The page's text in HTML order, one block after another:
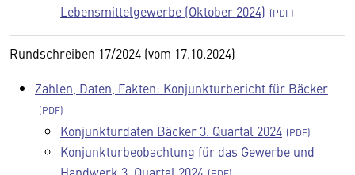
Lebensmittelgewerbe (Oktober 2024)
Rundschreiben 17/2024 (vom 17.10.2024)
Zahlen, Daten, Fakten: Konjunkturbericht für Bäcker
Konjunkturdaten Bäcker 3. Quartal 2024
Konjunkturbeobachtung für das Gewerbe und